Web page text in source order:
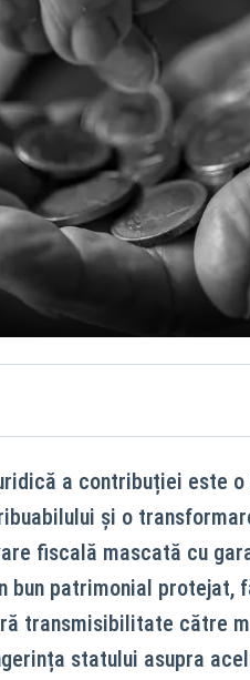
a contribuției este
și o
fiscală mascată cu
bun patrimonial protejat,
transmisibilitate către
statului asupra